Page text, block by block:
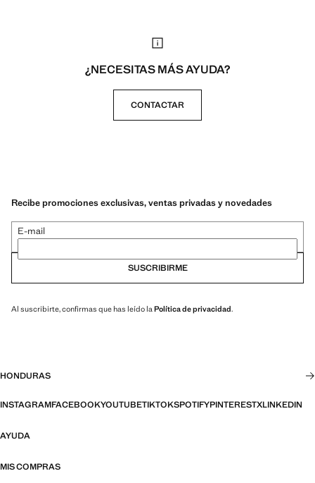
¿NECESITAS MÁS AYUDA?
CONTACTAR
Recibe promociones exclusivas, ventas privadas y novedades
E-mail
SUSCRIBIRME
Al suscribirte, confirmas que has leído la Política de privacidad.
HONDURAS
INSTAGRAMFACEBOOKYOUTUBETIKTOKSPOTIFYPINTERESTXLINKEDIN
AYUDA
MIS COMPRAS